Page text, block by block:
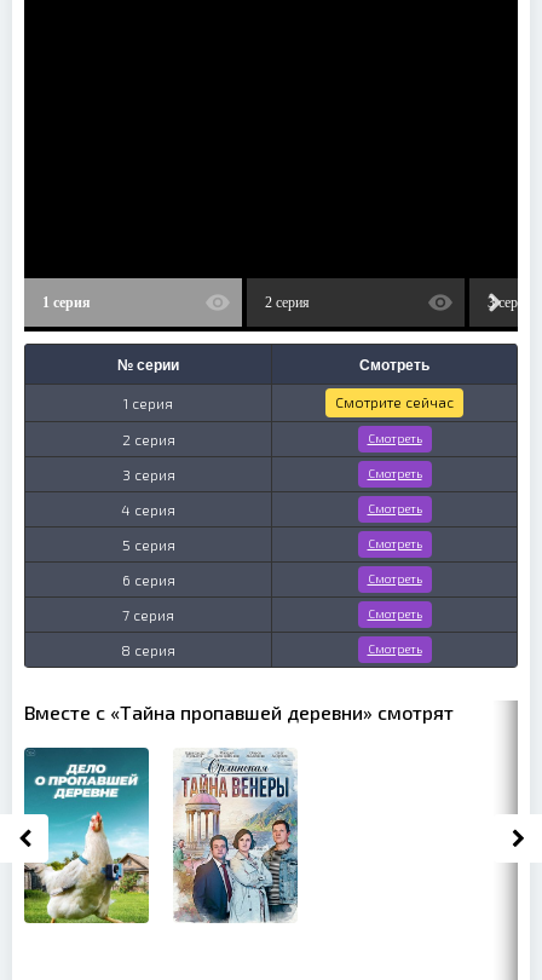
1 серия 2 серия 3 серия
№ серии Смотреть
1 серия Смотрите сейчас
2 серия Смотреть
3 серия Смотреть
4 серия Смотреть
5 серия Смотреть
6 серия Смотреть
7 серия Смотреть
8 серия Смотреть
Вместе с «Тайна пропавшей деревни» смотрят